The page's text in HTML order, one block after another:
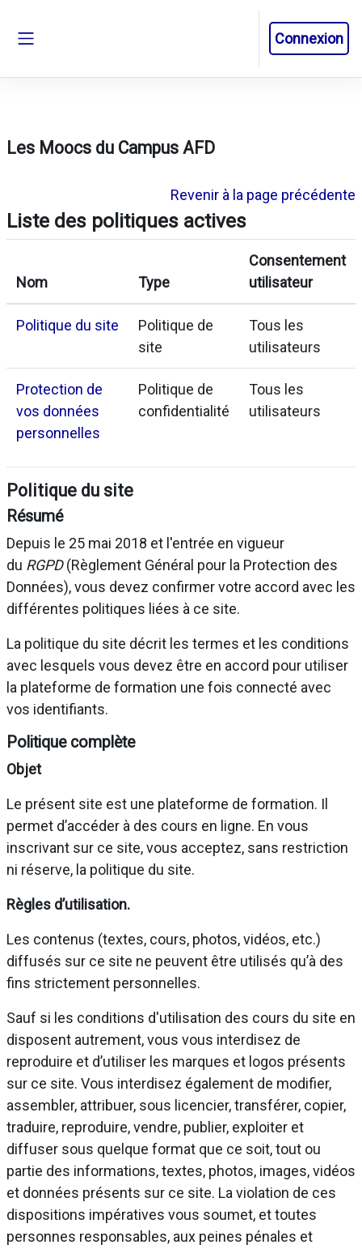
Connexion
Les Moocs du Campus AFD
Revenir à la page précédente
Liste des politiques actives
Nom Type
Consentement
utilisateur
Politique du site
Politique de
site
Tous les
utilisateurs
Protection de
vos données
personnelles
Politique de
confidentialité
Tous les
utilisateurs
Politique du site
Résumé
Depuis le 25 mai 2018 et l'entrée en vigueur
du RGPD(Règlement Général pour la Protection des
Données), vous devez confirmer votre accord avec les
différentes politiques liées à ce site.
La politique du site décrit les termes et les conditions
avec lesquels vous devez être en accord pour utiliser
la plateforme de formation une fois connecté avec
vos identifiants.
Politique complète
Objet
Le présent site est une plateforme de formation. Il
permet d’accéder à des cours en ligne. En vous
inscrivant sur ce site, vous acceptez, sans restriction
ni réserve, la politique du site.
Règles d’utilisation.
Les contenus (textes, cours, photos, vidéos, etc.)
diffusés sur ce site ne peuvent être utilisés qu’à des
fins strictement personnelles.
Sauf si les conditions d'utilisation des cours du site en
disposent autrement, vous vous interdisez de
reproduire et d’utiliser les marques et logos présents
sur ce site. Vous interdisez également de modifier,
assembler, attribuer, sous licencier, transférer, copier,
traduire, reproduire, vendre, publier, exploiter et
diffuser sous quelque format que ce soit, tout ou
partie des informations, textes, photos, images, vidéos
et données présents sur ce site. La violation de ces
dispositions impératives vous soumet, et toutes
personnes responsables, aux peines pénales et